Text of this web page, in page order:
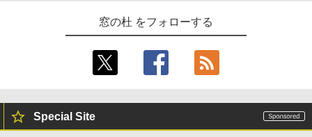
窓の杜 をフォローする
Special Site